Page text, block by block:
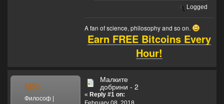
Logged
A fan of science, philosophy and so on.
Earn FREE Bitcoins Every
Hour!
MSL
Философ |
Малките
добрини - 2
« Reply #1 on: